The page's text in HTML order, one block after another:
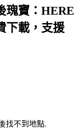
瑰寶：HERE
下載，支援
找不到地點.